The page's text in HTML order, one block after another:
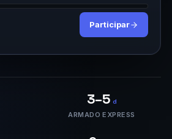
Participar
3–5 d
ARMADO EXPRESS